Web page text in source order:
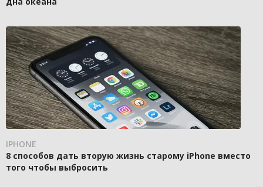
IPHONE
8 способов дать вторую жизнь старому iPhone вместо
того чтобы выбросить